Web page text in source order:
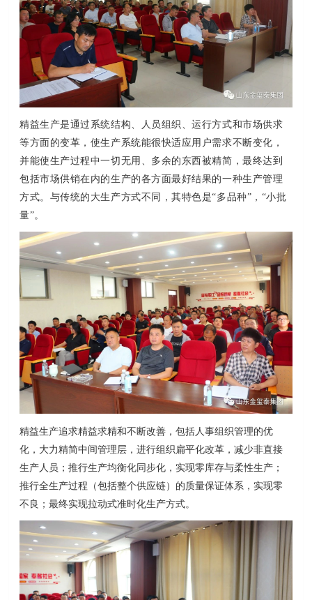
精益生产是通过系统结构、人员组织、运行方式和市场供求
等方面的变革，使生产系统能很快适应用户需求不断变化，
并能使生产过程中一切无用、多余的东西被精简，最终达到
包括市场供销在内的生产的各方面最好结果的一种生产管理
方式。与传统的大生产方式不同，其特色是“多品种”，“小批
量”。
精益生产追求精益求精和不断改善，包括人事组织管理的优
化，大力精简中间管理层，进行组织扁平化改革，减少非直接
生产人员；推行生产均衡化同步化，实现零库存与柔性生产 ；
推行全生产过程（包括整个供应链）的 质量保证体系 ，实现零
不良；最终实现拉动式准时化生产方式。